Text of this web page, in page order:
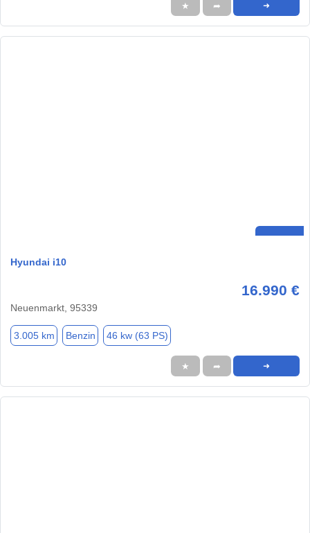
★ ➦ ➜
Hyundai i10
16.990 €
Neuenmarkt, 95339
3.005 km Benzin 46 kw (63 PS)
★ ➦ ➜